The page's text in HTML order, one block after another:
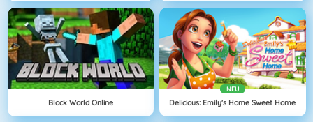
Block World Online
NEU
Delicious: Emily's Home Sweet Home